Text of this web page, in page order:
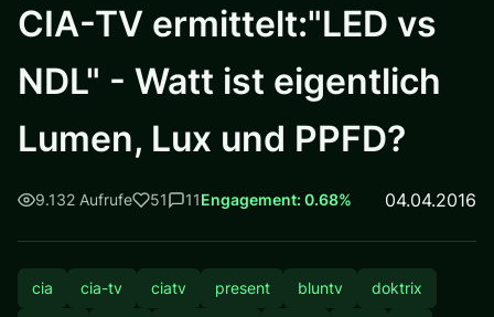
CIA-TV ermittelt:"LED vs
NDL" - Watt ist eigentlich
Lumen, Lux und PPFD?
9.132 Aufrufe 51 11Engagement: 0.68% 04.04.2016
cia cia-tv ciatv present bluntv doktrix